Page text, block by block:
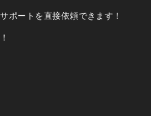
ポートを直接依頼できます！